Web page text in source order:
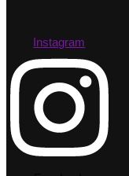
Instagram